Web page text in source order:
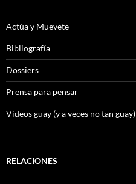
Actúa y Muevete
Bibliografía
Dossiers
Prensa para pensar
Videos guay (y a veces no tan guay)
RELACIONES